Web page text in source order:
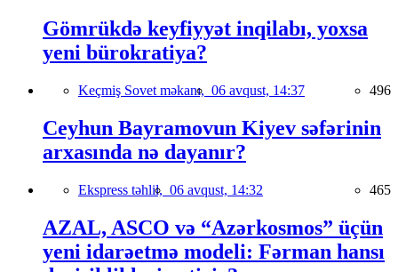
Gömrükdə keyfiyyət inqilabı, yoxsa
yeni bürokratiya?
Keçmiş Sovet məkanı, 06 avqust, 14:37 496
Ceyhun Bayramovun Kiyev səfərinin
arxasında nə dayanır?
Ekspress təhlil, 06 avqust, 14:32 465
AZAL, ASCO və “Azərkosmos” üçün
yeni idarəetmə modeli: Fərman hansı